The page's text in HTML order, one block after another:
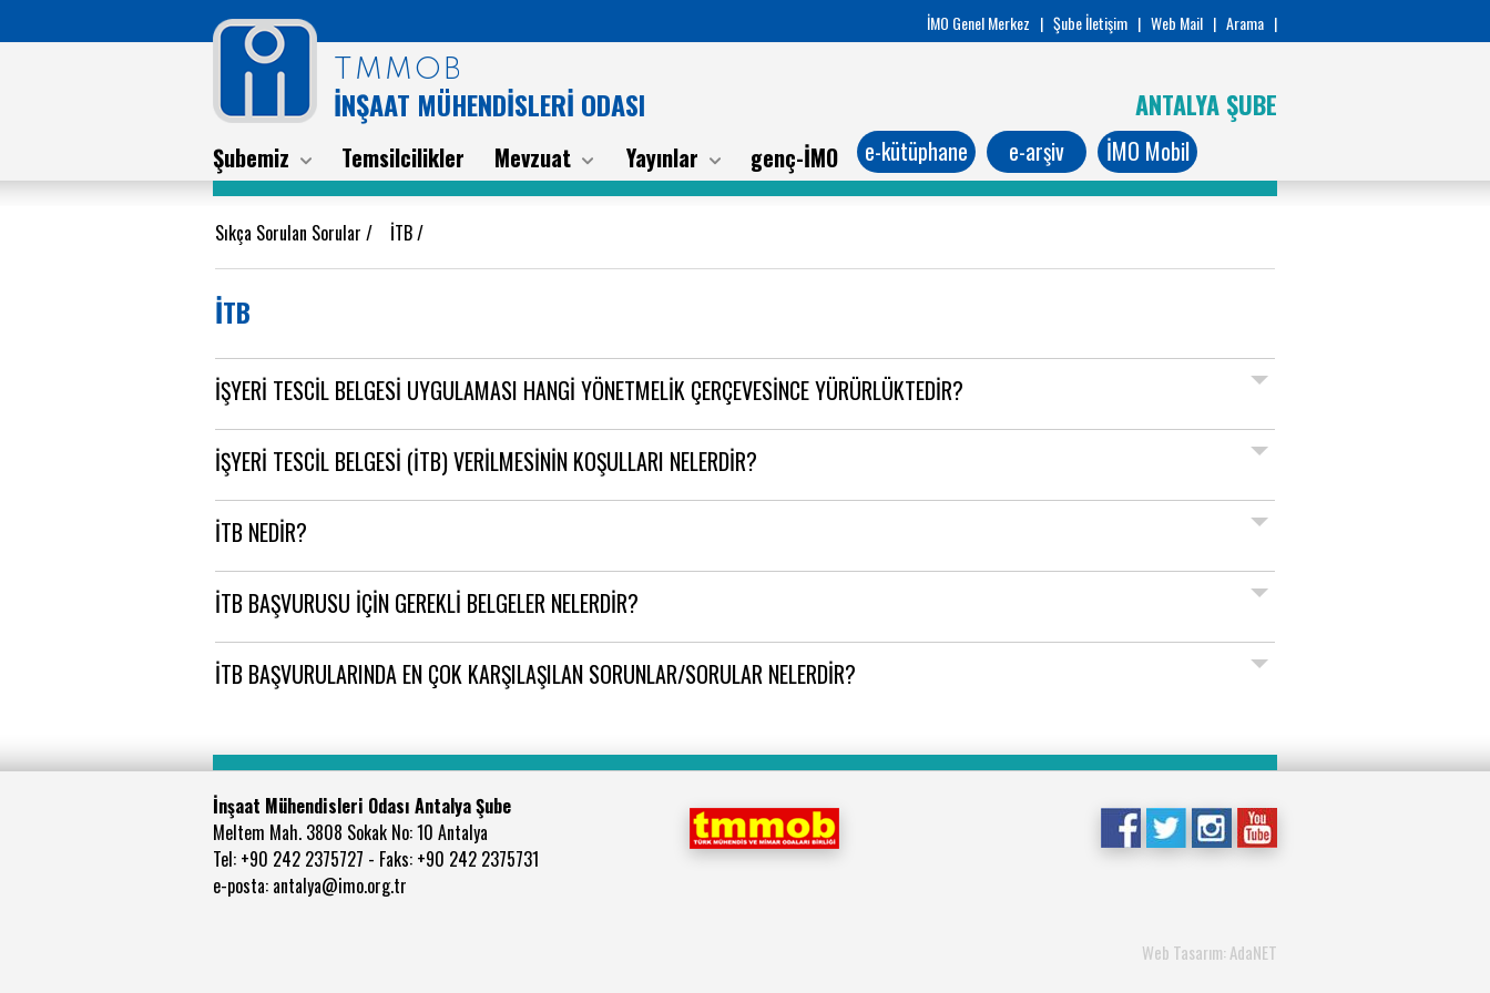
İMO Genel Merkez | Şube İletişim | Web Mail | Arama |
TMMOB
İNŞAAT MÜHENDİSLERİ ODASI ANTALYA ŞUBE
Şubemiz Temsilcilikler Mevzuat Yayınlar genç-İMO e-kütüphane e-arşiv İMO Mobil
Sıkça Sorulan Sorular / İTB/
İTB
İŞYERİ TESCİL BELGESİ UYGULAMASI HANGİ YÖNETMELİK ÇERÇEVESİNCE YÜRÜRLÜKTEDİR?
İŞYERİ TESCİL BELGESİ (İTB) VERİLMESİNİN KOŞULLARI NELERDİR?
İTB NEDİR?
İTB BAŞVURUSU İÇİN GEREKLİ BELGELER NELERDİR?
İTB BAŞVURULARINDA EN ÇOK KARŞILAŞILAN SORUNLAR/SORULAR NELERDİR?
İnşaat Mühendisleri Odası Antalya Şube
Meltem Mah. 3808 Sokak No: 10 Antalya
Tel: +90 242 2375727 - Faks: +90 242 2375731
e-posta: antalya@imo.org.tr
Web Tasarım: AdaNET